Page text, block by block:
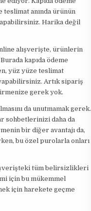
teslimat anında ürünün
Harika değil
alışverişte, ürünlerin
kapıda ödeme
yüz yüze teslimat
Artık sipariş
gerek yok.
da unutmamak gerek.
sohbetlerinizi daha da
bir diğer avantajı da,
bu özel purolarla onları
tüm belirsizlikleri
için bu mükemmel
için harekete geçme